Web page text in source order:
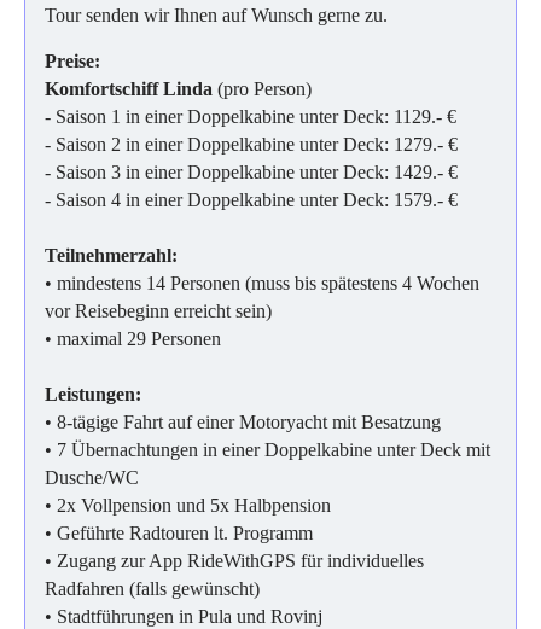
Tour senden wir Ihnen auf Wunsch gerne zu.
Preise:
Komfortschiff Linda (pro Person)
- Saison 1 in einer Doppelkabine unter Deck: 1129.- €
- Saison 2 in einer Doppelkabine unter Deck: 1279.- €
- Saison 3 in einer Doppelkabine unter Deck: 1429.- €
- Saison 4 in einer Doppelkabine unter Deck: 1579.- €
Teilnehmerzahl:
• mindestens 14 Personen (muss bis spätestens 4 Wochen
vor Reisebeginn erreicht sein)
• maximal 29 Personen
Leistungen:
• 8-tägige Fahrt auf einer Motoryacht mit Besatzung
• 7 Übernachtungen in einer Doppelkabine unter Deck mit
Dusche/WC
• 2x Vollpension und 5x Halbpension
• Geführte Radtouren lt. Programm
• Zugang zur App RideWithGPS für individuelles
Radfahren (falls gewünscht)
• Stadtführungen in Pula und Rovinj